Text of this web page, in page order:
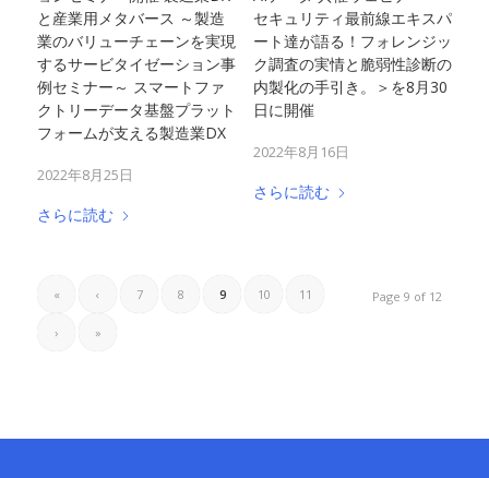
と産業用メタバース ～製造
業のバリューチェーンを実現
するサービタイゼーション事
例セミナー～ スマートファ
クトリーデータ基盤プラット
フォームが支える製造業DX
2022年8月25日
さらに読む
セキュリティ最前線エキスパ
ート達が語る！フォレンジッ
ク調査の実情と脆弱性診断の
内製化の手引き。＞を8月30
日に開催
2022年8月16日
さらに読む
Page 9 of 12
« ‹ 7 8 9 10 11
› »